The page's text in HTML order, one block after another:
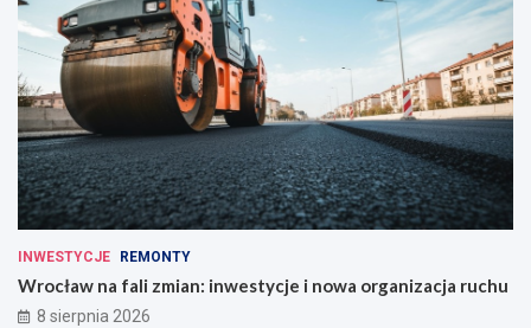
INWESTYCJE REMONTY
Wrocław na fali zmian: inwestycje i nowa organizacja ruchu
8 sierpnia 2026